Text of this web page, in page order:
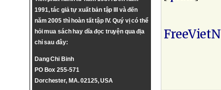
1991, tác giả tự xuất bản tập III và đến
năm 2005 thì hoàn tất tập IV. Quý vị có thể
hỏi mua sách hay dĩa đọc truyện qua địa
chỉ sau đây:
Dang Chi Binh
PO Box 255-571
Dorchester, MA. 02125, USA